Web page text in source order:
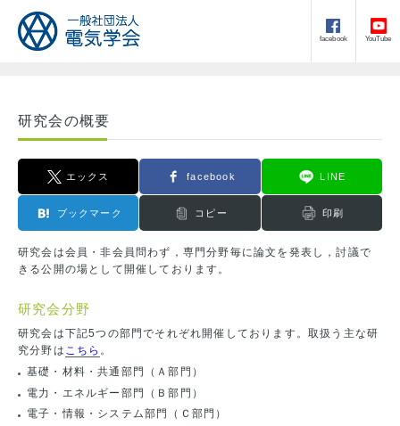
facebook YouTube
研究会の概要
エックス facebook LINE
ブックマーク コピー 印刷
研究会は会員・非会員問わず，専門分野毎に論文を発表し，討議で
きる公開の場として開催しております。
研究会分野
研究会は下記5つの部門でそれぞれ開催しております。取扱う主な研
究分野は こちら 。
基礎・材料・共通部門（Ａ部門）
電力・エネルギー部門（Ｂ部門）
電子・情報・システム部門（Ｃ部門）